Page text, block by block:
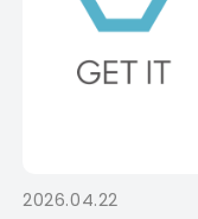
2026.04.22